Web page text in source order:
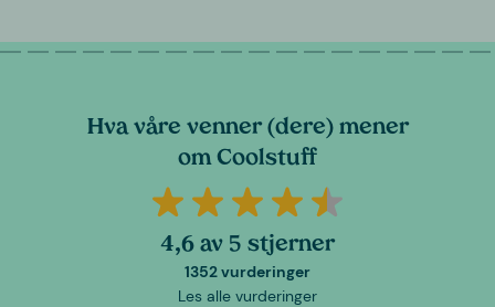
Hva våre venner (dere) mener
om Coolstuff
4,6 av 5 stjerner
1352 vurderinger
Les alle vurderinger